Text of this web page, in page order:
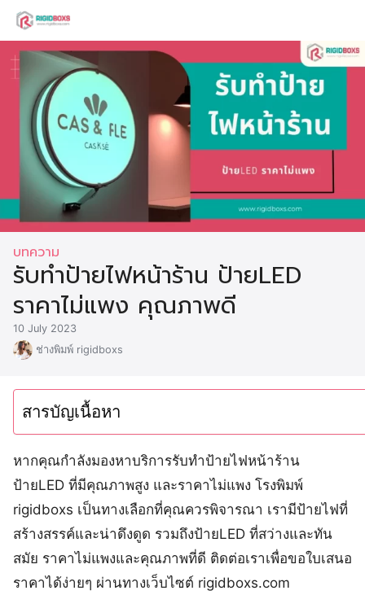
Skip
content
Search
บทความ
รับทำป้ายไฟหน้าร้าน ป้ายLED
ราคาไม่แพง คุณภาพดี
10 July 2023
ช่างพิมพ์ rigidboxs
สารบัญเนื้อหา
หากคุณกำลังมองหาบริการรับทำป้ายไฟหน้าร้าน
ป้ายLED ที่มีคุณภาพสูง และราคาไม่แพง โรงพิมพ์
rigidboxs เป็นทางเลือกที่คุณควรพิจารณา เรามีป้ายไฟที่
สร้างสรรค์และน่าดึงดูด รวมถึงป้ายLED ที่สว่างและทัน
สมัย ราคาไม่แพงและคุณภาพที่ดี ติดต่อเราเพื่อขอใบเสนอ
ราคาได้ง่ายๆ ผ่านทางเว็บไซต์ rigidboxs.com